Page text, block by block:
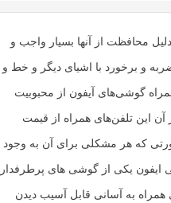
محافظت از آنها بسیار واجب و
و برخورد با اشیای دیگر و خط و
گوشی‌های آیفون از محبوبیت
آن این تلفن‌های همراه از قیمت
که هر مشکلی برای آن به وجود
ایفون یکی از گوشی های پرطرفدار
همراه به آسانی قابل آسیب دیدن